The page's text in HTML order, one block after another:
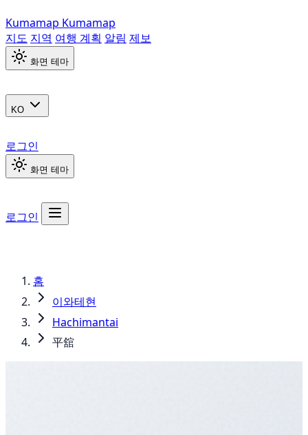
Kumamap Kumamap
지도 지역 여행 계획 알림 제보
화면 테마
KO
로그인
화면 테마
로그인
홈
이와테현
Hachimantai
平舘